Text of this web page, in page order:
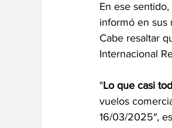
En ese
informó en sus
Cabe resaltar
Internacional
"Lo que casi
vuelos
16/03/2025″,